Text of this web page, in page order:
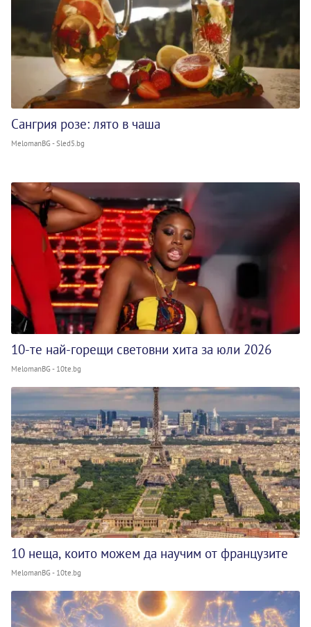
Сангрия розе: лято в чаша
MelomanBG - Sled5.bg
10-те най-горещи световни хита за юли 2026
MelomanBG - 10te.bg
10 неща, които можем да научим от французите
MelomanBG - 10te.bg